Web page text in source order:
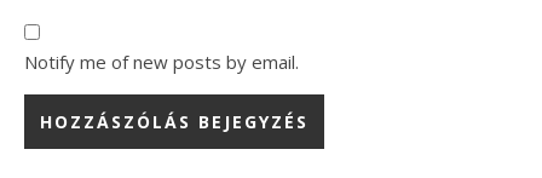
Notify me of new posts by email.